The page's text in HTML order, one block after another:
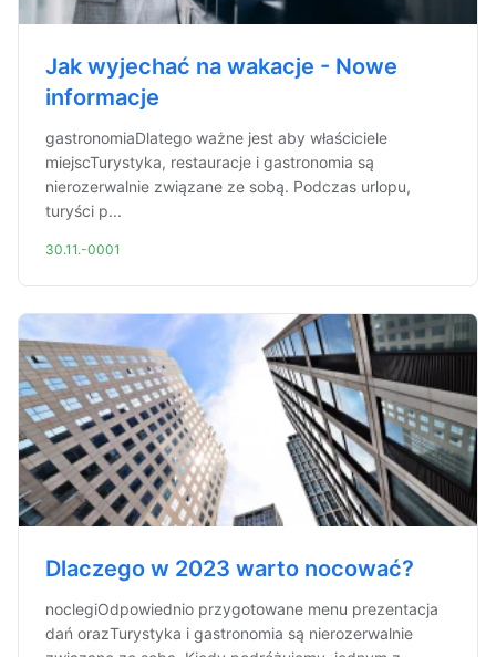
Jak wyjechać na wakacje - Nowe
informacje
gastronomiaDlatego ważne jest aby właściciele
miejscTurystyka, restauracje i gastronomia są
nierozerwalnie związane ze sobą. Podczas urlopu,
turyści p...
30.11.-0001
Dlaczego w 2023 warto nocować?
noclegiOdpowiednio przygotowane menu prezentacja
dań orazTurystyka i gastronomia są nierozerwalnie